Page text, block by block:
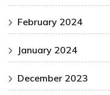
February 2024
January 2024
December 2023